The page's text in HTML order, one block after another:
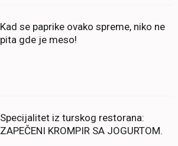
Kad se paprike ovako spreme, niko ne
pita gde je meso!
Specijalitet iz turskog restorana:
ZAPEČENI KROMPIR SA JOGURTOM.